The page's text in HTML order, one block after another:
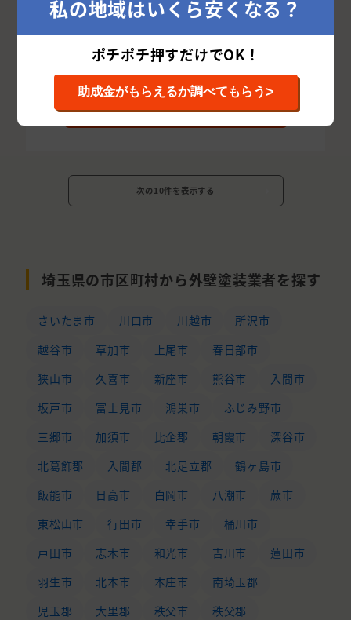
詳細を見る
相場を確認する
次の10件を表示する
埼玉県の市区町村から外壁塗装業者を探す
さいたま市 川口市 川越市
所沢市
越谷市
草加市 上尾市
春日部市
狭山市
久喜市 新座市 熊谷市
入間市
坂戸市
富士見市 鴻巣市
ふじみ野市
三郷市
加須市 比企郡 朝霞市
深谷市
北葛飾郡
入間郡 北足立郡
鶴ヶ島市
飯能市
日高市 白岡市 八潮市
蕨市
東松山市
行田市 幸手市
桶川市
戸田市
志木市 和光市 吉川市
蓮田市
羽生市
北本市 本庄市
南埼玉郡
児玉郡
大里郡 秩父市 秩父郡
私の地域はいくら安くなる？
ポチポチ押すだけでOK！
助成金がもらえるか調べてもらう>